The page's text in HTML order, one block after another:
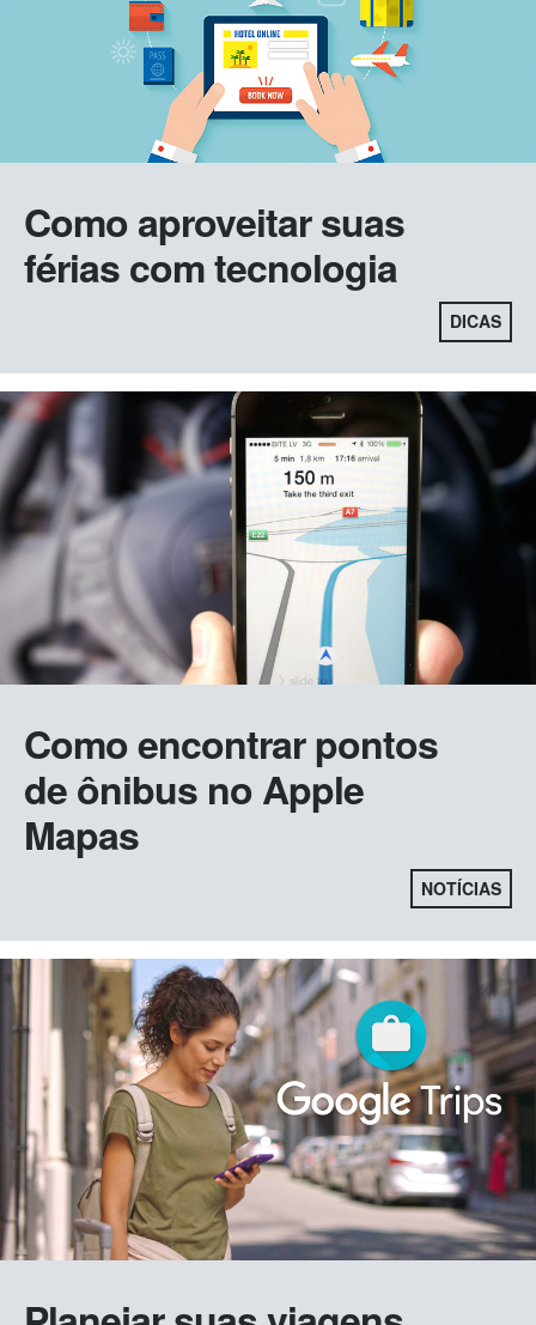
Como aproveitar suas
férias com tecnologia
DICAS
Como encontrar pontos
de ônibus no Apple
Mapas
NOTÍCIAS